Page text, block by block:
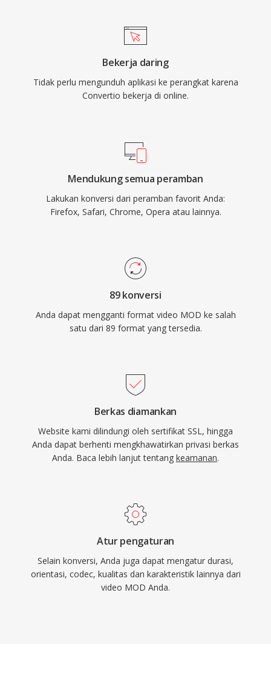
Bekerja daring
Tidak perlu mengunduh aplikasi ke perangkat karena
Convertio bekerja di online.
Mendukung semua peramban
Lakukan konversi dari peramban favorit Anda:
Firefox, Safari, Chrome, Opera atau lainnya.
89 konversi
Anda dapat mengganti format video MOD ke salah
satu dari 89 format yang tersedia.
Berkas diamankan
Website kami dilindungi oleh sertifikat SSL, hingga
Anda dapat berhenti mengkhawatirkan privasi berkas
Anda. Baca lebih lanjut tentang keamanan.
Atur pengaturan
Selain konversi, Anda juga dapat mengatur durasi,
orientasi, codec, kualitas dan karakteristik lainnya dari
video MOD Anda.